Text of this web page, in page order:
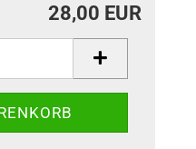
28,00 EUR